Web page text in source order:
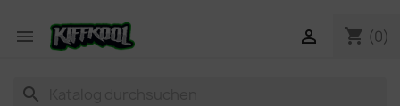
 shopping_cart (0)

search